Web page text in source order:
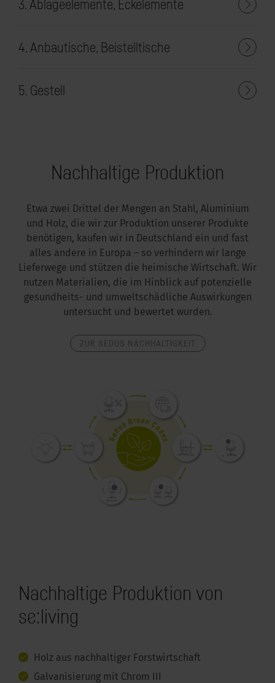
3. Ablageelemente, Eckelemente
4. Anbautische, Beistelltische
5. Gestell
Nachhaltige Produktion
Etwa zwei Drittel der Mengen an Stahl, Aluminium
und Holz, die wir zur Produktion unserer Produkte
benötigen, kaufen wir in Deutschland ein und fast
alles andere in Europa – so verhindern wir lange
Lieferwege und stützen die heimische Wirtschaft. Wir
nutzen Materialien, die im Hinblick auf potenzielle
gesundheits- und umweltschädliche Auswirkungen
untersucht und bewertet wurden.
Nachhaltige Produktion von
se:living
Holz aus nachhaltiger Forstwirtschaft
Galvanisierung mit Chrom III